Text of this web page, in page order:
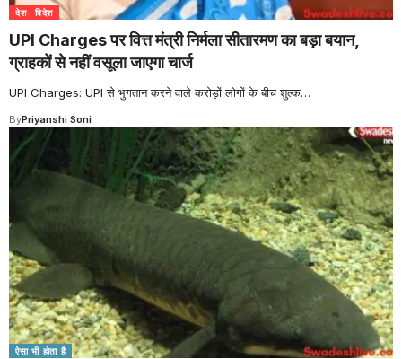
देश- विदेश
UPI Charges पर वित्त मंत्री निर्मला सीतारमण का बड़ा बयान,
ग्राहकों से नहीं वसूला जाएगा चार्ज
UPI Charges: UPI से भुगतान करने वाले करोड़ों लोगों के बीच शुल्क…
ByPriyanshi Soni
ऐसा भी होता है